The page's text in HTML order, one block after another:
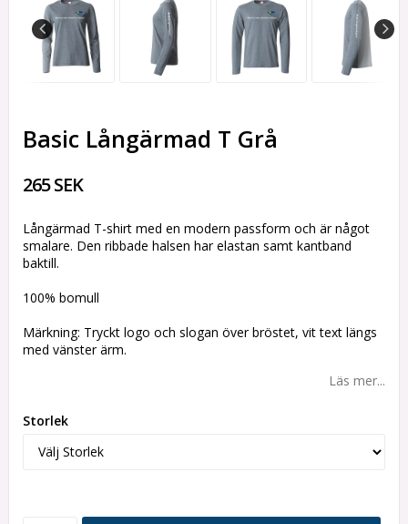
Basic Långärmad T Grå
265 SEK
Långärmad T-shirt med en modern passform och är något
smalare. Den ribbade halsen har elastan samt kantband
baktill.
100% bomull
Märkning: Tryckt logo och slogan över bröstet, vit text längs
med vänster ärm.
Läs mer...
Storlek